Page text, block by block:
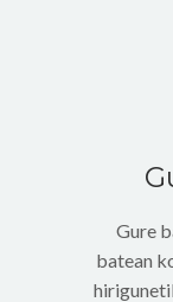
Gure
batean